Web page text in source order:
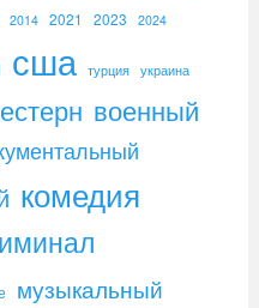
2014 2021 2023 2024
сша турция украина
военный
комедия
музыкальный